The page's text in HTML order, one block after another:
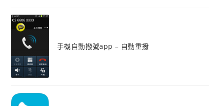
手機自動撥號app – 自動重撥